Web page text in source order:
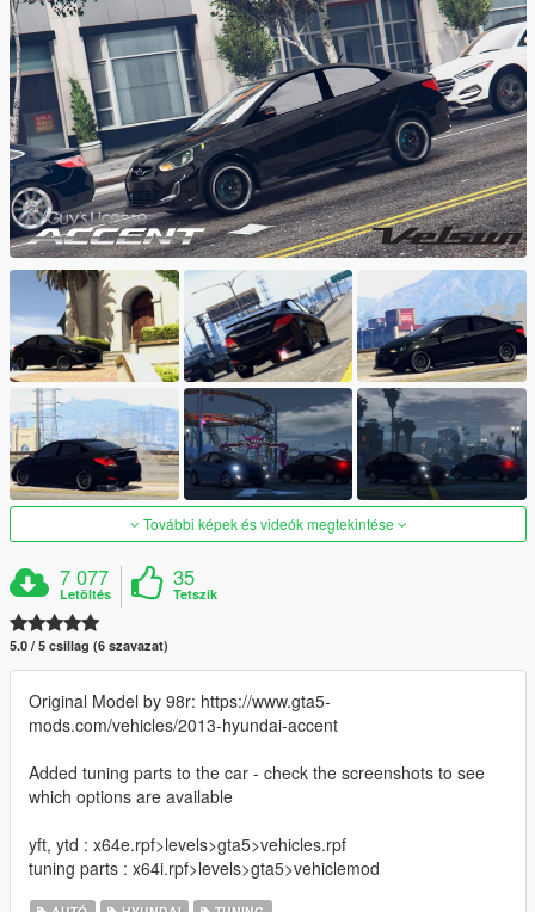
További képek és videók megtekintése
7 077
Letöltés
35
Tetszik
5.0 / 5 csillag (6 szavazat)
Original Model by 98r: https://www.gta5-
mods.com/vehicles/2013-hyundai-accent
Added tuning parts to the car - check the screenshots to see
which options are available
yft, ytd : x64e.rpf>levels>gta5>vehicles.rpf
tuning parts : x64i.rpf>levels>gta5>vehiclemod